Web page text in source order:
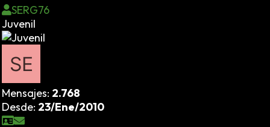
SERG76
Juvenil
Mensajes: 2.768
Desde: 23/Ene/2010